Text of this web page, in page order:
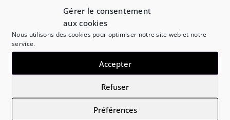
Gérer le consentement
aux cookies
Nous utilisons des cookies pour optimiser notre site web et notre
service.
Accepter
Refuser
Préférences
Défaut capteur
température d’eau
(PAC air/eau)
Vérifier sonde sur
connecteurs
Défaut capteur de
retour d’eau (PAC)
remplacer si HS
62
Défaut capteur
température départ
Vérifier continuité,